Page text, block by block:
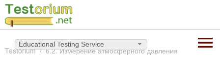
Educational Testing Service
Testorium 6.2. Измерение атмосферного давления